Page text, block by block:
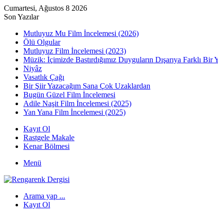
Cumartesi, Ağustos 8 2026
Son Yazılar
Mutluyuz Mu Film İncelemesi (2026)
Ölü Olgular
Mutluyuz Film İncelemesi (2023)
Müzik: İçimizde Bastırdığımız Duyguların Dışarıya Farklı Bir
Niyâz
Vasatlık Çağı
Bir Şiir Yazacağım Sana Çok Uzaklardan
Bugün Güzel Film İncelemesi
Adile Naşit Film İncelemesi (2025)
Yan Yana Film İncelemesi (2025)
Kayıt Ol
Rastgele Makale
Kenar Bölmesi
Menü
Arama yap ...
Kayıt Ol